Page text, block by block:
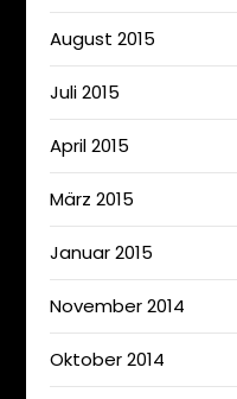
August 2015
Juli 2015
April 2015
März 2015
Januar 2015
November 2014
Oktober 2014